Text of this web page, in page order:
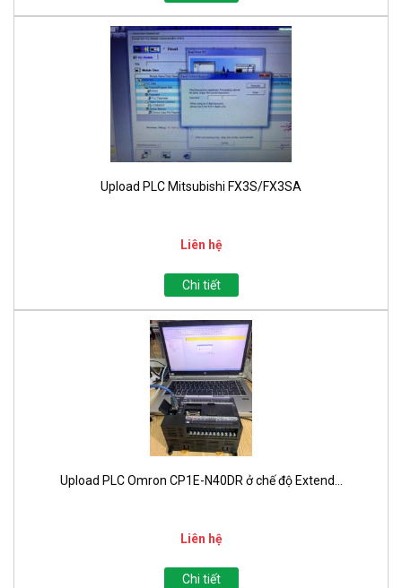
Upload PLC Mitsubishi FX3S/FX3SA
Liên hệ
Chi tiết
Upload PLC Omron CP1E-N40DR ở chế độ Extend...
Liên hệ
Chi tiết